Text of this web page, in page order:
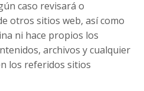
caso revisará o
otros sitios web, así como
ni hace propios los
archivos y cualquier
los referidos sitios